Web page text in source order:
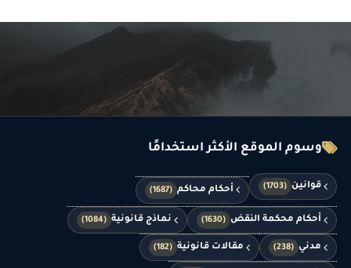
وسوم الموقع الأكثر استخدامًا
قوانين (1703) أحكام محاكم (1687)
أحكام محكمة النقض (1630) نماذج قانونية (1084)
مدني (238) مقالات قانونية (182)